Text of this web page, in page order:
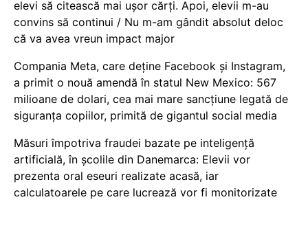
elevi să citească mai ușor cărți. Apoi, elevii m-au
convins să continui / Nu m-am gândit absolut deloc
că va avea vreun impact major
Compania Meta, care deține Facebook și Instagram,
a primit o nouă amendă în statul New Mexico: 567
milioane de dolari, cea mai mare sancțiune legată de
siguranța copiilor, primită de gigantul social media
Măsuri împotriva fraudei bazate pe inteligență
artificială, în școlile din Danemarca: Elevii vor
prezenta oral eseuri realizate acasă, iar
calculatoarele pe care lucrează vor fi monitorizate